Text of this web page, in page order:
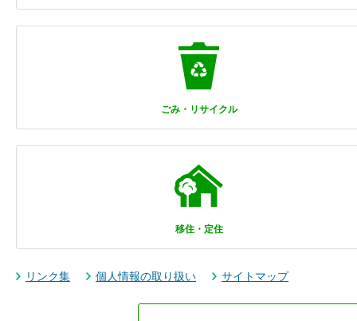
ごみ・リサイクル
移住・定住
リンク集 個人情報の取り扱い サイトマップ